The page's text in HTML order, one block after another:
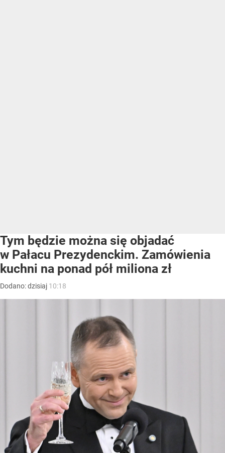
Tym będzie można się objadać
w Pałacu Prezydenckim. Zamówienia
kuchni na ponad pół miliona zł
Dodano:dzisiaj 10:18